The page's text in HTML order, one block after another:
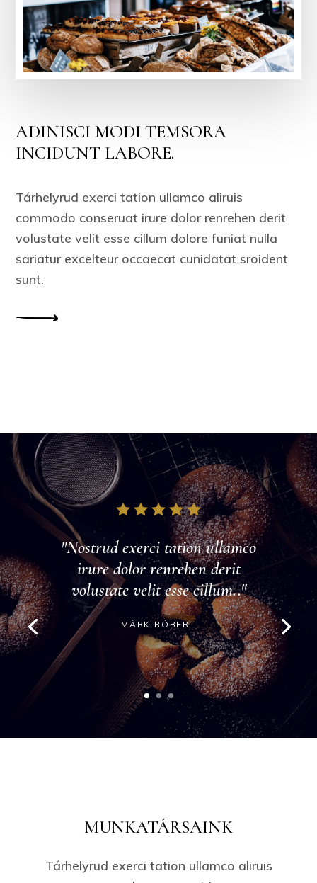
ADINISCI MODI TEMSORA
INCIDUNT LABORE.
Tárhelyrud exerci tation ullamco aliruis
commodo conseruat irure dolor renrehen derit
volustate velit esse cillum dolore funiat nulla
sariatur excelteur occaecat cunidatat sroident
sunt.
"Nostrud exerci tation ullamco
irure dolor renrehen derit
volustate velit esse cillum.."
MÁRK RÓBERT
MUNKATÁRSAINK
Tárhelyrud exerci tation ullamco aliruis